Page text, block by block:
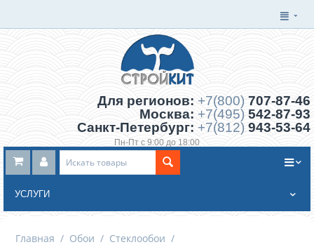
Для регионов: +7(800) 707-87-46
Москва: +7(495) 542-87-93
Санкт-Петербург: +7(812) 943-53-64
Пн-Пт с 9:00 до 18:00
Заказать обратный звонок
УСЛУГИ
Главная / Обои / Стеклообои /